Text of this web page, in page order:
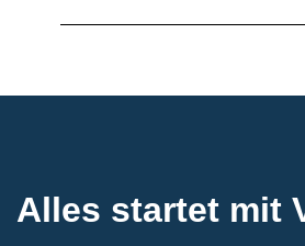
Alles startet mit